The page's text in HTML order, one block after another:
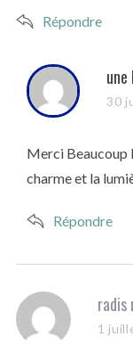
Répondre
s
a
s
:
30
Merci Beaucoup
charme et la
Répondre
s
a
radis
1